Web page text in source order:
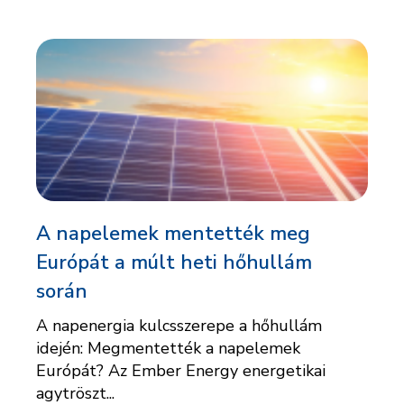
A napelemek mentették meg
Európát a múlt heti hőhullám
során
A napenergia kulcsszerepe a hőhullám
idején: Megmentették a napelemek
Európát? Az Ember Energy energetikai
agytröszt...